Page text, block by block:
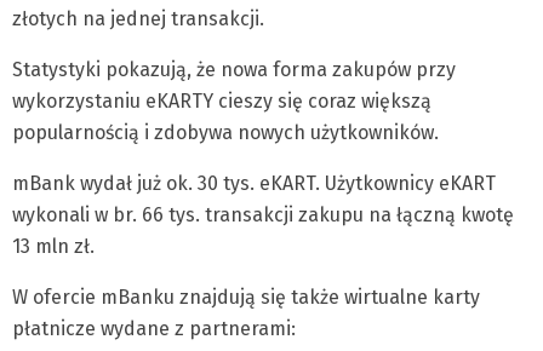
złotych na jednej transakcji.
Statystyki pokazują, że nowa forma zakupów przy
wykorzystaniu eKARTY cieszy się coraz większą
popularnością i zdobywa nowych użytkowników.
mBank wydał już ok. 30 tys. eKART. Użytkownicy eKART
wykonali w br. 66 tys. transakcji zakupu na łączną kwotę
13 mln zł.
W ofercie mBanku znajdują się także wirtualne karty
płatnicze wydane z partnerami: